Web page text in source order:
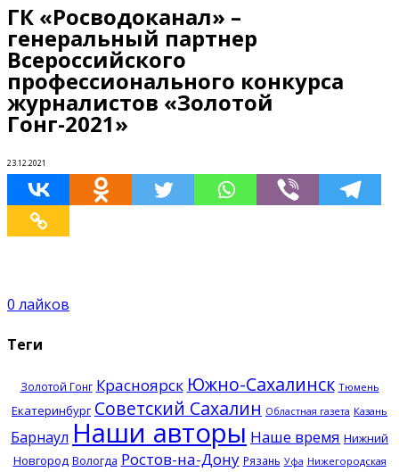
ГК «Росводоканал» –
генеральный партнер
Всероссийского
профессионального конкурса
журналистов «Золотой
Гонг-2021»
23.12.2021
0 лайков
Теги
Золотой Гонг Красноярск Южно-Сахалинск Тюмень
Екатеринбург Советский Сахалин Областная газета Казань
Барнаул Наши авторы Наше время Нижний
Новгород Вологда Ростов-на-Дону Рязань Уфа Нижегородская